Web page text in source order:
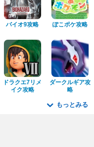
バイオ9攻略 ぽこポケ攻略
ドラクエ7リメ
イク攻略
ダークルギア攻
略
もっとみる